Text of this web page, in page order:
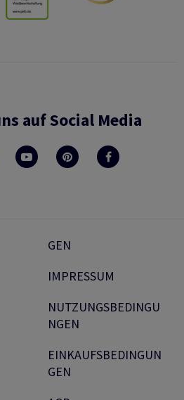
auf Social Media
GEN
IMPRESSUM
NUTZUNGSBEDINGU
NGEN
EINKAUFSBEDINGUN
GEN